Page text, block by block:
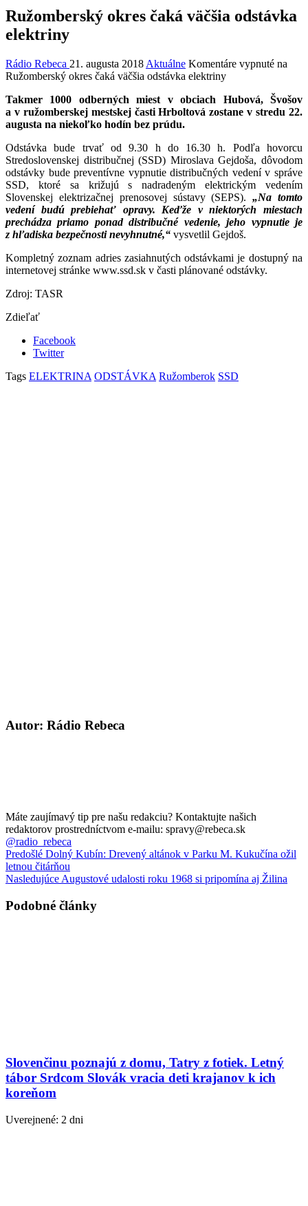
Ružomberský okres čaká väčšia odstávka
elektriny
Rádio Rebeca 21. augusta 2018 Aktuálne Komentáre vypnuté na
Ružomberský okres čaká väčšia odstávka elektriny
Takmer 1000 odberných miest v obciach Hubová, Švošov
a v ružomberskej mestskej časti Hrboltová zostane v stredu 22.
augusta na niekoľko hodín bez prúdu.
Odstávka bude trvať od 9.30 h do 16.30 h. Podľa hovorcu
Stredoslovenskej distribučnej (SSD) Miroslava Gejdoša, dôvodom
odstávky bude preventívne vypnutie distribučných vedení v správe
SSD, ktoré sa križujú s nadradeným elektrickým vedením
Slovenskej elektrizačnej prenosovej sústavy (SEPS). „Na tomto
vedení budú prebiehať opravy. Keďže v niektorých miestach
prechádza priamo ponad distribučné vedenie, jeho vypnutie je
z hľadiska bezpečnosti nevyhnutné,“ vysvetlil Gejdoš.
Kompletný zoznam adries zasiahnutých odstávkami je dostupný na
internetovej stránke www.ssd.sk v časti plánované odstávky.
Zdroj: TASR
Zdieľať
Facebook
Twitter
Tags ELEKTRINA ODSTÁVKA Ružomberok SSD
Autor: Rádio Rebeca
Máte zaujímavý tip pre našu redakciu? Kontaktujte našich
redaktorov prostredníctvom e-mailu: spravy@rebeca.sk
@radio_rebeca
Predošlé Dolný Kubín: Drevený altánok v Parku M. Kukučína ožil
letnou čitárňou
Nasledujúce Augustové udalosti roku 1968 si pripomína aj Žilina
Podobné články
Slovenčinu poznajú z domu, Tatry z fotiek. Letný
tábor Srdcom Slovák vracia deti krajanov k ich
koreňom
Uverejnené: 2 dni